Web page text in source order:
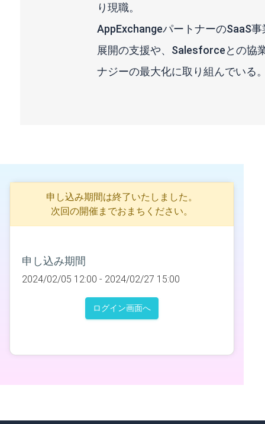
り現職。
AppExchangeパートナーのSaaS事
展開の支援や、Salesforceとの協
ナジーの最大化に取り組んでいる
申し込み期間は終了いたしました。
次回の開催までおまちください。
申し込み期間
2024/02/05 12:00 - 2024/02/27 15:00
ログイン画面へ